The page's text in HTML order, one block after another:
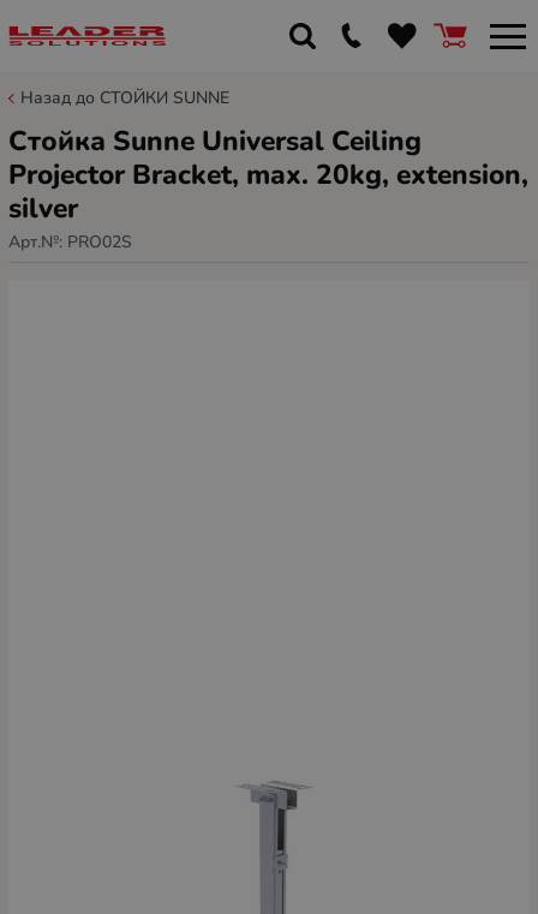
Назад до СТОЙКИ SUNNE
Стойка Sunne Universal Ceiling
Projector Bracket, max. 20kg, extension,
silver
Арт.№: PRO02S